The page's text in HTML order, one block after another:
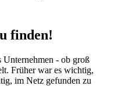
finden!
Unternehmen - ob groß
Früher war es wichtig,
im Netz gefunden zu